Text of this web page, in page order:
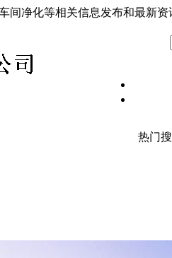
净化等相关信息发布和最新资
热门搜